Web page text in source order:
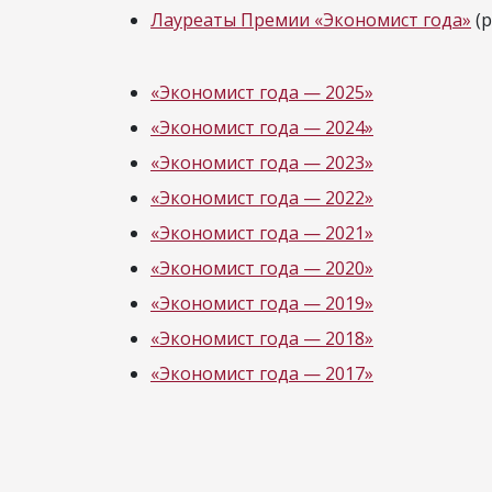
Лауреаты Премии «Экономист года»
«Экономист года — 2025»
«Экономист года — 2024»
«Экономист года — 2023»
«Экономист года — 2022»
«Экономист года — 2021»
«Экономист года — 2020»
«Экономист года — 2019»
«Экономист года — 2018»
«Экономист года — 2017»